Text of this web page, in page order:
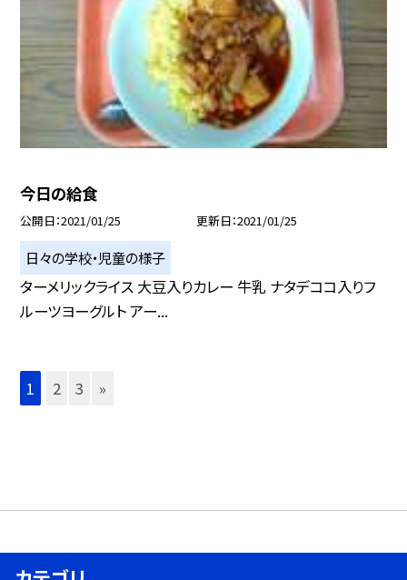
今日の給食
公開日 2021/01/25 更新日 2021/01/25
日々の学校・児童の様子
ターメリックライス 大豆入りカレー 牛乳 ナタデココ入りフ
ルーツヨーグルト アー...
1 2 3 »